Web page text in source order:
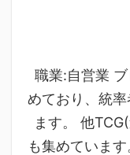
職業:自営業
めており、統
ます。 他
も集めていま